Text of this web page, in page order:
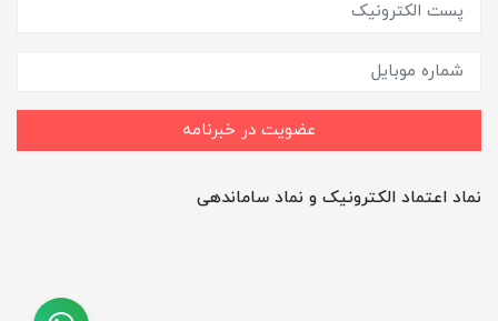
عضویت در خبرنامه
نماد اعتماد الکترونیک و نماد ساماندهی